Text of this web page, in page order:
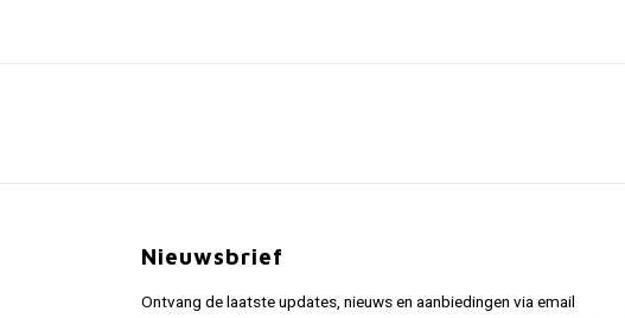
Nieuwsbrief
Ontvang de laatste updates, nieuws en aanbiedingen via email